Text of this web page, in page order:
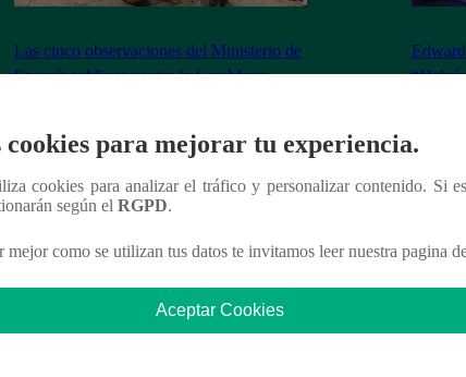
Las cinco observaciones del Ministerio de
Energía y Minas contra la Ley Mape
interesar
cookies para mejorar tu experiencia.
cookies para analizar el tráfico y personalizar contenido. Si
según el RGPD.
mejor como se utilizan tus datos te invitamos leer nuestra pagina
Aceptar Cookies